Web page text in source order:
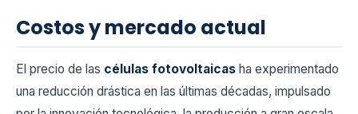
Costos y mercado actual
El precio de las células fotovoltaicas ha experimentado
una reducción drástica en las últimas décadas, impulsado